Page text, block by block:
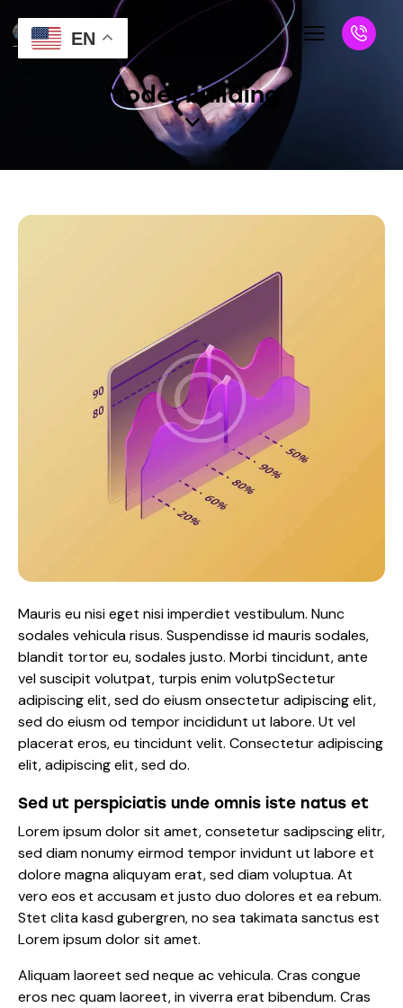
Model building
Mauris eu nisi eget nisi imperdiet vestibulum. Nunc
sodales vehicula risus. Suspendisse id mauris sodales,
blandit tortor eu, sodales justo. Morbi tincidunt, ante
vel suscipit volutpat, turpis enim volutpSectetur
adipiscing elit, sed do eiusm onsectetur adipiscing elit,
sed do eiusm od tempor incididunt ut labore. Ut vel
placerat eros, eu tincidunt velit. Consectetur adipiscing
elit, adipiscing elit, sed do.
Sed ut perspiciatis unde omnis iste natus et
Lorem ipsum dolor sit amet, consetetur sadipscing elitr,
sed diam nonumy eirmod tempor invidunt ut labore et
dolore magna aliquyam erat, sed diam voluptua. At
vero eos et accusam et justo duo dolores et ea rebum.
Stet clita kasd gubergren, no sea takimata sanctus est
Lorem ipsum dolor sit amet.
Aliquam laoreet sed neque ac vehicula. Cras congue
eros nec quam laoreet, in viverra erat bibendum. Cras
EN